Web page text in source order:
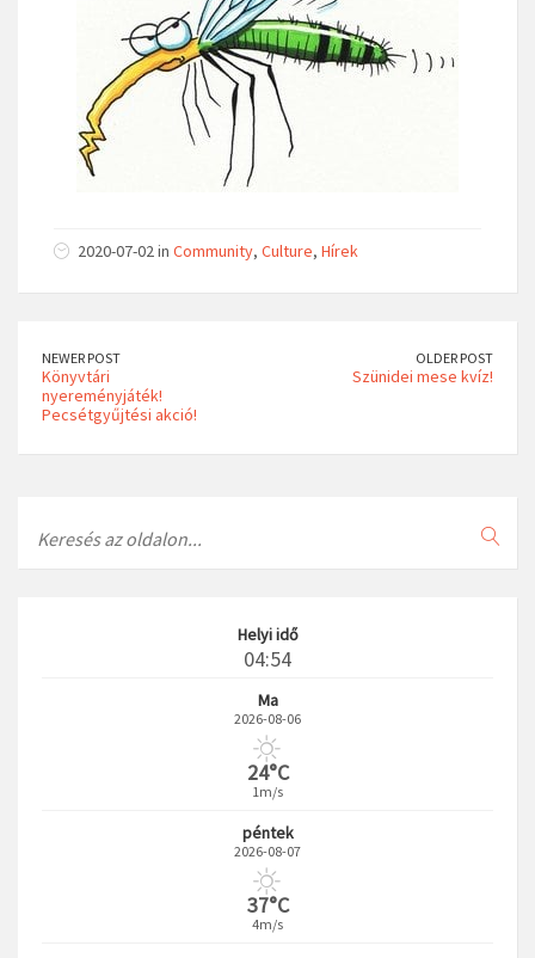
2020-07-02 in Community, Culture, Hírek
NEWER POST
Könyvtári
nyereményjáték!
Pecsétgyűjtési akció!
OLDER POST
Szünidei mese kvíz!
Helyi idő
04:54
Ma
2026-08-06
24°C
1m/s
péntek
2026-08-07
37°C
4m/s